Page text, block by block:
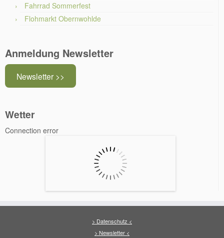
Fahrrad Sommerfest
Flohmarkt Obernwohlde
Anmeldung Newsletter
Newsletter >>
Wetter
Connection error
> Datenschutz <
> Newsletter <